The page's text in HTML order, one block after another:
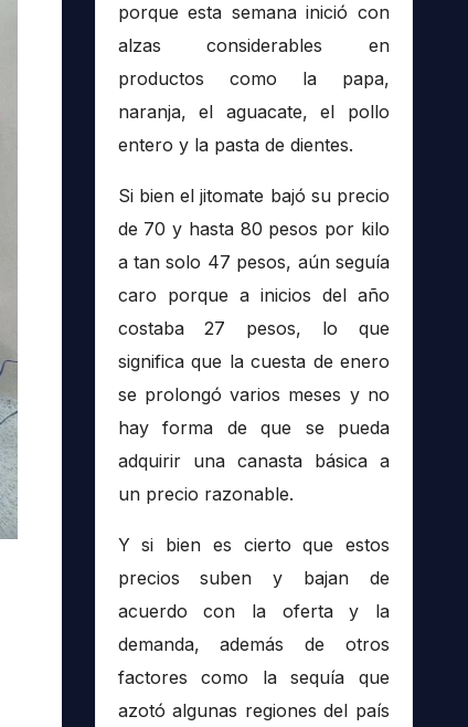
porque esta semana inició con
alzas considerables en
productos como la papa,
naranja, el aguacate, el pollo
entero y la pasta de dientes.
Si bien el jitomate bajó su precio
de 70 y hasta 80 pesos por kilo
a tan solo 47 pesos, aún seguía
caro porque a inicios del año
costaba 27 pesos, lo que
significa que la cuesta de enero
se prolongó varios meses y no
hay forma de que se pueda
adquirir una canasta básica a
un precio razonable.
Y si bien es cierto que estos
precios suben y bajan de
acuerdo con la oferta y la
demanda, además de otros
factores como la sequía que
azotó algunas regiones del país